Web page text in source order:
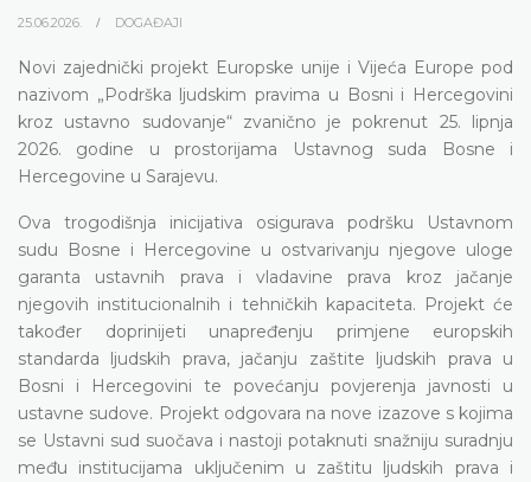
25.06.2026. DOGAĐAJI
Novi zajednički projekt Europske unije i Vijeća Europe pod
nazivom „Podrška ljudskim pravima u Bosni i Hercegovini
kroz ustavno sudovanje“ zvanično je pokrenut 25. lipnja
2026. godine u prostorijama Ustavnog suda Bosne i
Hercegovine u Sarajevu.
Ova trogodišnja inicijativa osigurava podršku Ustavnom
sudu Bosne i Hercegovine u ostvarivanju njegove uloge
garanta ustavnih prava i vladavine prava kroz jačanje
njegovih institucionalnih i tehničkih kapaciteta. Projekt će
također doprinijeti unapređenju primjene europskih
standarda ljudskih prava, jačanju zaštite ljudskih prava u
Bosni i Hercegovini te povećanju povjerenja javnosti u
ustavne sudove. Projekt odgovara na nove izazove s kojima
se Ustavni sud suočava i nastoji potaknuti snažniju suradnju
među institucijama uključenim u zaštitu ljudskih prava i